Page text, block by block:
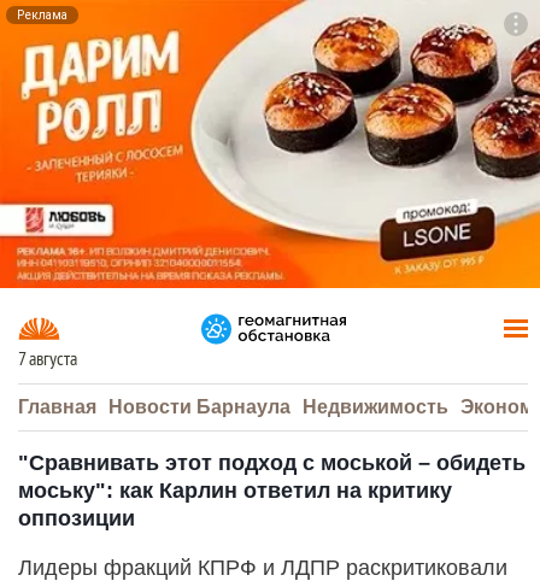
Реклама
7 августа
Главная Новости Барнаула Недвижимость
"Сравнивать этот подход с моськой – обидеть
моську": как Карлин ответил на критику
оппозиции
Лидеры фракций КПРФ и ЛДПР раскритиковали